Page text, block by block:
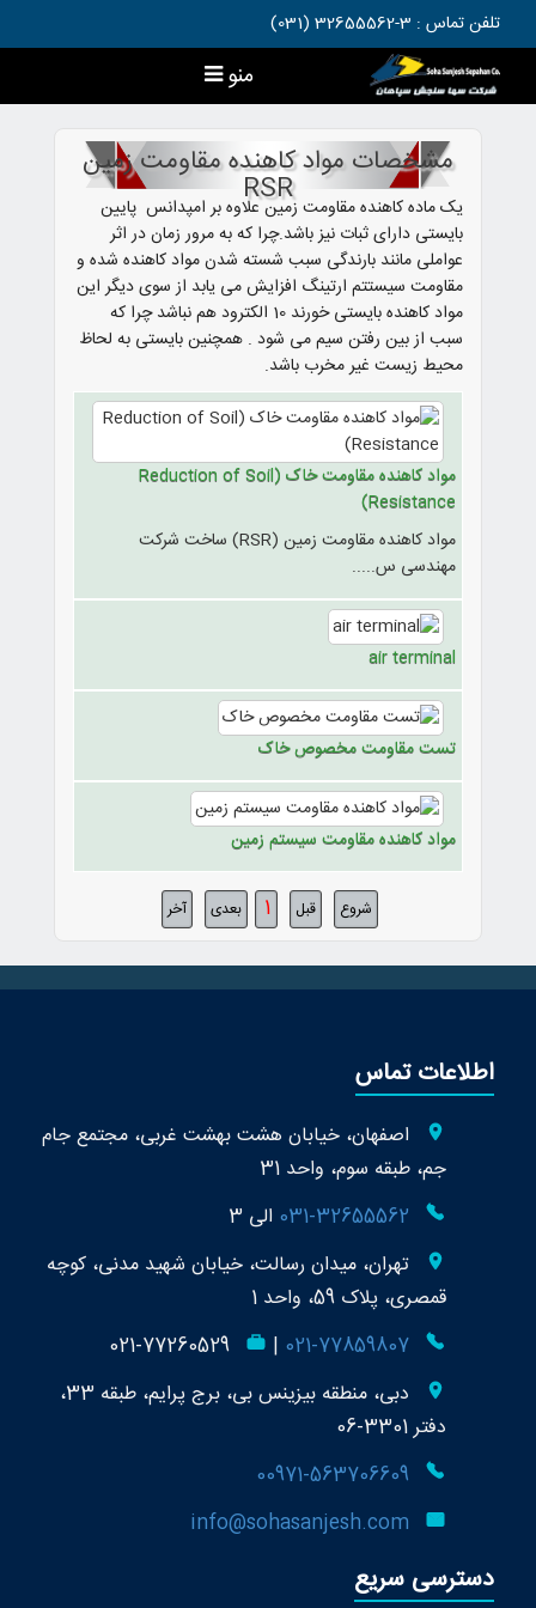
تلفن تماس : 3-32655562 (031)
منو
مشخصات مواد کاهنده مقاومت زمین
RSR
یک ماده کاهنده مقاومت زمین علاوه بر امپدانس پایین
بایستی دارای ثبات نیز باشد.چرا که به مرور زمان در اثر
عواملی مانند بارندگی سبب شسته شدن مواد کاهنده شده و
مقاومت سیستتم ارتینگ افزایش می یابد از سوی دیگر این
مواد کاهنده بایستی خورند 10 الکترود هم نباشد چرا که
سبب از بین رفتن سیم می شود . همچنین بایستی به لحاظ
محیط زیست غیر مخرب باشد.
مواد کاهنده مقاومت خاک (Reduction of Soil
Resistance)
مواد کاهنده مقاومت زمین (RSR) ساخت شرکت
مهندسی س.....
air terminal
تست مقاومت مخصوص خاک
مواد کاهنده مقاومت سیستم زمین
شروع قبل 1 بعدی آخر
اطلاعات تماس
اصفهان، خیابان هشت بهشت غربی، مجتمع جام
جم، طبقه سوم، واحد 31
031-32655562 الی 3
تهران، میدان رسالت، خیابان شهید مدنی، کوچه
قمصری، پلاک 59، واحد 1
021-77859807
|
دبی، منطقه بیزینس بی، برج پرایم، طبقه 33،
دفتر 3301-06
00971-563706609
info@sohasanjesh.com
دسترسی سریع